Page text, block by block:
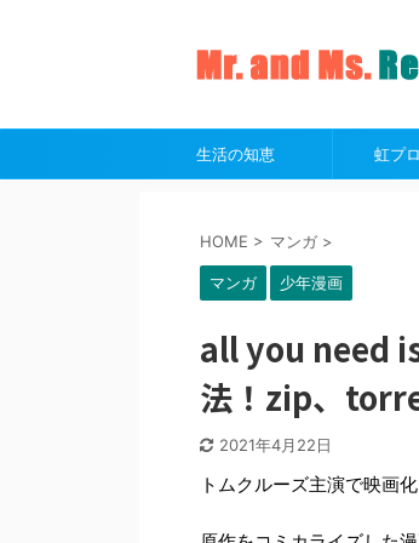
生活の知恵 虹プ
HOME > マンガ >
マンガ 少年漫画
all you need
法！zip、
2021年4月22日
トムクルーズ主演で映画